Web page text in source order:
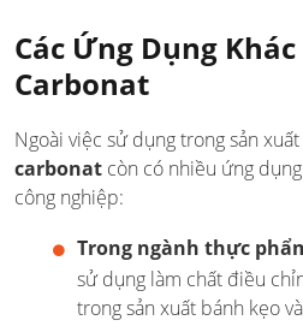
Các Ứng Dụng
Carbonat
Ngoài việc sử dụng trong sản
carbonat còn có nhiều ứng
công nghiệp:
Trong ngành thực
sử dụng làm chất điều
trong sản xuất bánh kẹo